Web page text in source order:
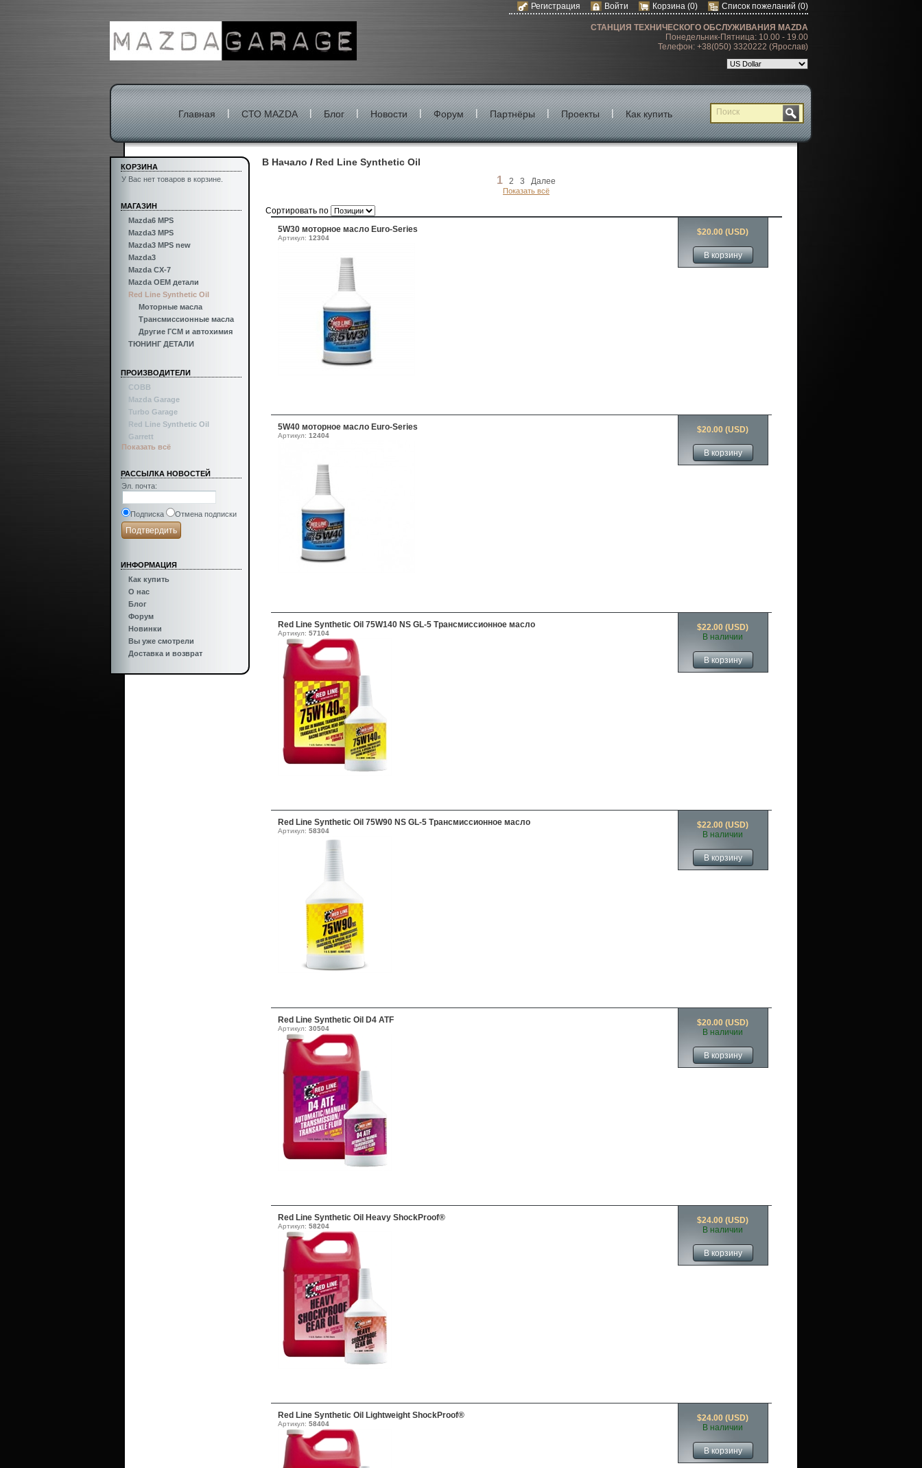
Регистрация Войти Корзина (0) Список пожеланий (0)
СТАНЦИЯ ТЕХНИЧЕСКОГО ОБСЛУЖИВАНИЯ MAZDA
Понедельник-Пятница: 10.00 - 19.00
Телефон: +38(050) 3320222 (Ярослав)
Главная | СТО MAZDA | Блог | Новости | Форум | Партнёры | Проекты | Как купить
КОРЗИНА
У Вас нет товаров в корзине.
МАГАЗИН
Mazda6 MPS
Mazda3 MPS
Mazda3 MPS new
Mazda3
Mazda CX-7
Mazda OEM детали
Red Line Synthetic Oil
Моторные масла
Трансмиссионные масла
Другие ГСМ и автохимия
ТЮНИНГ ДЕТАЛИ
ПРОИЗВОДИТЕЛИ
COBB
Mazda Garage
Turbo Garage
Red Line Synthetic Oil
Garrett
Показать всё
РАССЫЛКА НОВОСТЕЙ
Эл. почта:
Подписка Отмена подписки
ИНФОРМАЦИЯ
Как купить
О нас
Блог
Форум
Новинки
Вы уже смотрели
Доставка и возврат
В Начало / Red Line Synthetic Oil
1 2 3 Далее
Показать всё
Сортировать по
5W30 моторное масло Euro-Series
Артикул: 12304
$20.00 (USD)
5W40 моторное масло Euro-Series
Артикул: 12404
$20.00 (USD)
Red Line Synthetic Oil 75W140 NS GL-5 Трансмиссионное масло
Артикул: 57104
$22.00 (USD)
В наличии
Red Line Synthetic Oil 75W90 NS GL-5 Трансмиссионное масло
Артикул: 58304
$22.00 (USD)
В наличии
Red Line Synthetic Oil D4 ATF
Артикул: 30504
$20.00 (USD)
В наличии
Red Line Synthetic Oil Heavy ShockProof®
Артикул: 58204
$24.00 (USD)
В наличии
Red Line Synthetic Oil Lightweight ShockProof®
Артикул: 58404
$24.00 (USD)
В наличии